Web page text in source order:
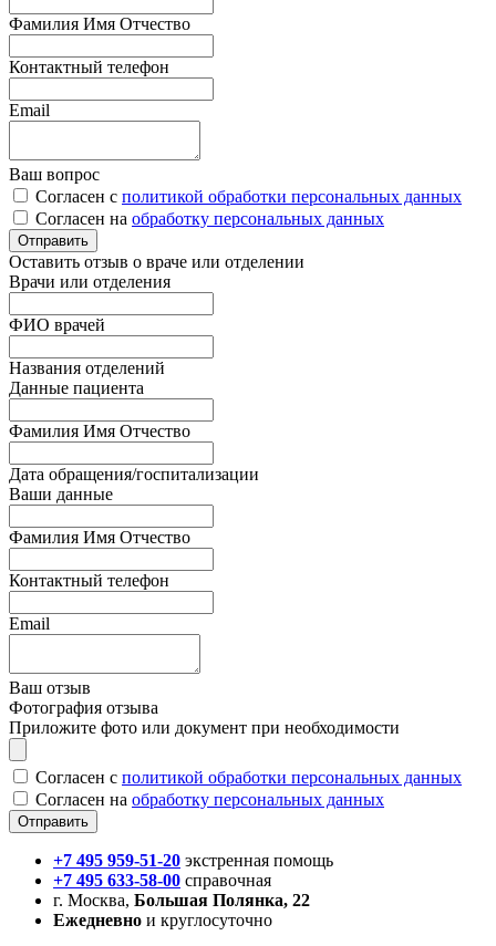
Фамилия Имя Отчество
Контактный телефон
Email
Ваш вопрос
Согласен с политикой обработки персональных данных
Согласен на обработку персональных данных
Оставить отзыв о враче или отделении
Врачи или отделения
ФИО врачей
Названия отделений
Данные пациента
Фамилия Имя Отчество
Дата обращения/госпитализации
Ваши данные
Фамилия Имя Отчество
Контактный телефон
Email
Ваш отзыв
Фотография отзыва
Приложите фото или документ при необходимости
Согласен с политикой обработки персональных данных
Согласен на обработку персональных данных
+7 495 959-51-20 экстренная помощь
+7 495 633-58-00 справочная
г. Москва, Большая Полянка, 22
Ежедневно и круглосуточно